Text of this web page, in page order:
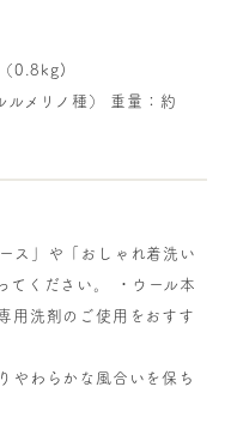
0.8kg)
ルメリノ種） 重量：約
ス」や「おしゃれ着洗い
てください。 ・ウール本
用洗剤のご使用をおすす
やわらかな風合いを保ち